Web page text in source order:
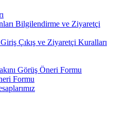
Bilgilendirme ve Ziyaretçi
Çıkış ve Ziyaretçi Kuralları
Görüş Öneri Formu
Formu